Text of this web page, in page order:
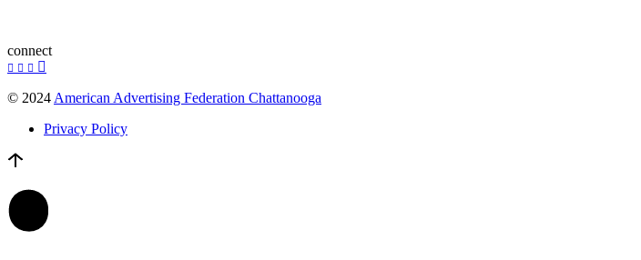
connect
© 2024 American Advertising Federation Chattanooga
Privacy Policy